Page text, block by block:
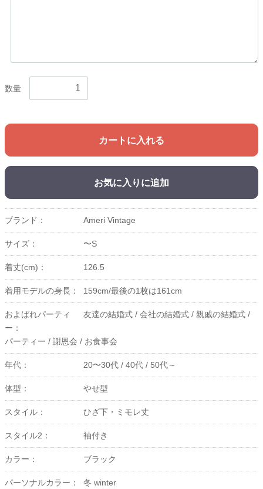
数量
カートに入れる
お気に入りに追加
ブランド： Ameri Vintage
サイズ： 〜S
着丈(cm)： 126.5
着用モデルの身長： 159cm/最後の1枚は161cm
およばれパーティ
ー：
友達の結婚式 / 会社の結婚式 / 親戚の結婚式 /
パーティー / 謝恩会 / お食事会
年代： 20〜30代 / 40代 / 50代～
体型： やせ型
スタイル： ひざ下・ミモレ丈
スタイル2： 袖付き
カラー： ブラック
パーソナルカラー： 冬 winter